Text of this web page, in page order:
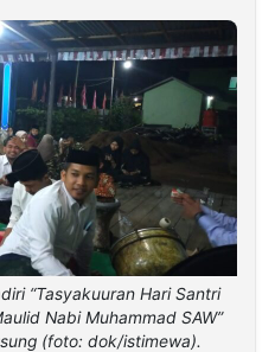
“Tasyakuuran Hari Santri
Nabi Muhammad SAW”
(foto: dok/istimewa).